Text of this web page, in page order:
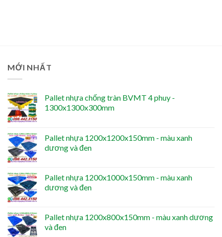
MỚI NHẤT
Pallet nhựa chống tràn BVMT 4 phuy -
1300x1300x300mm
Pallet nhựa 1200x1200x150mm - màu xanh
dương và đen
Pallet nhựa 1200x1000x150mm - màu xanh
dương và đen
Pallet nhựa 1200x800x150mm - màu xanh dương
và đen